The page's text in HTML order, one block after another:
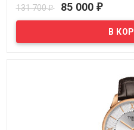
В наличии
131 700₽ 85 000 ₽